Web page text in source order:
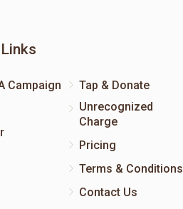
Campaign
Tap & Donate
Unrecognized
Charge
Pricing
Terms & Conditions
Contact Us